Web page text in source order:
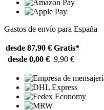
Gastos de envío para España
desde 87,90 € Gratis*
desde 0,00 € 9,90 €